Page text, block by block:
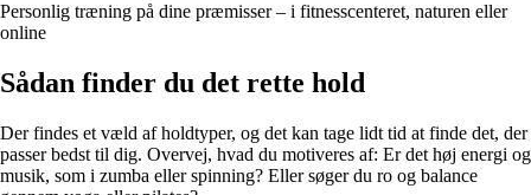
Personlig træning på dine præmisser – i fitnesscenteret, naturen eller
online
Sådan finder du det rette hold
Der findes et væld af holdtyper, og det kan tage lidt tid at finde det, der
passer bedst til dig. Overvej, hvad du motiveres af: Er det høj energi og
musik, som i zumba eller spinning? Eller søger du ro og balance